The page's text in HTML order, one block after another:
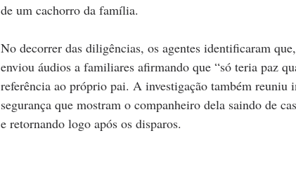
de um cachorro da família.
No decorrer das diligências, os agentes identificaram
enviou áudios a familiares afirmando que “só teria paz
referência ao próprio pai. A investigação também reuniu
segurança que mostram o companheiro dela saindo de
e retornando logo após os disparos.